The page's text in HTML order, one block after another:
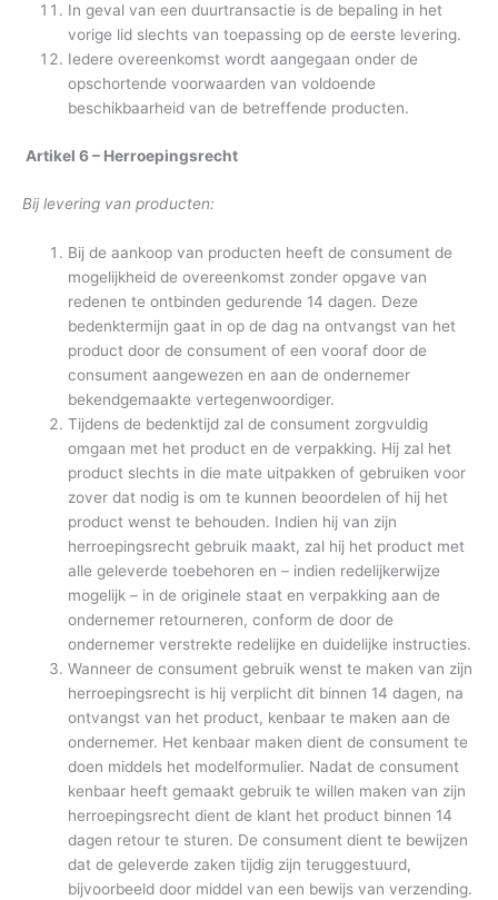
In geval van een duurtransactie is de bepaling in het
vorige lid slechts van toepassing op de eerste levering.
Iedere overeenkomst wordt aangegaan onder de
opschortende voorwaarden van voldoende
beschikbaarheid van de betreffende producten.
Artikel 6 – Herroepingsrecht
Bij levering van producten:
Bij de aankoop van producten heeft de consument de
mogelijkheid de overeenkomst zonder opgave van
redenen te ontbinden gedurende 14 dagen. Deze
bedenktermijn gaat in op de dag na ontvangst van het
product door de consument of een vooraf door de
consument aangewezen en aan de ondernemer
bekendgemaakte vertegenwoordiger.
Tijdens de bedenktijd zal de consument zorgvuldig
omgaan met het product en de verpakking. Hij zal het
product slechts in die mate uitpakken of gebruiken voor
zover dat nodig is om te kunnen beoordelen of hij het
product wenst te behouden. Indien hij van zijn
herroepingsrecht gebruik maakt, zal hij het product met
alle geleverde toebehoren en – indien redelijkerwijze
mogelijk – in de originele staat en verpakking aan de
ondernemer retourneren, conform de door de
ondernemer verstrekte redelijke en duidelijke instructies.
Wanneer de consument gebruik wenst te maken van zijn
herroepingsrecht is hij verplicht dit binnen 14 dagen, na
ontvangst van het product, kenbaar te maken aan de
ondernemer. Het kenbaar maken dient de consument te
doen middels het modelformulier. Nadat de consument
kenbaar heeft gemaakt gebruik te willen maken van zijn
herroepingsrecht dient de klant het product binnen 14
dagen retour te sturen. De consument dient te bewijzen
dat de geleverde zaken tijdig zijn teruggestuurd,
bijvoorbeeld door middel van een bewijs van verzending.